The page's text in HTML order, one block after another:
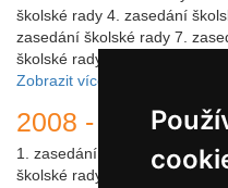
školské rady 4. zasedání
zasedání školské rady 7.
školské rady 9. zasedání
Zobrazit více
2008 - 2011
1. zasedání školské rady 2.
školské rady 4. zasedání